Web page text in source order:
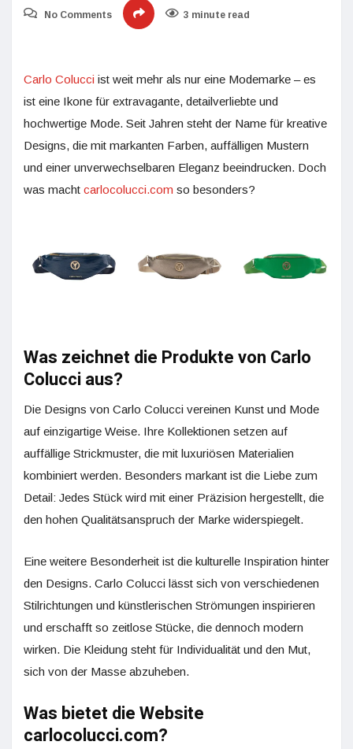
No Comments 3 minute read
Carlo Colucci ist weit mehr als nur eine Modemarke – es
ist eine Ikone für extravagante, detailverliebte und
hochwertige Mode. Seit Jahren steht der Name für kreative
Designs, die mit markanten Farben, auffälligen Mustern
und einer unverwechselbaren Eleganz beeindrucken. Doch
was macht carlocolucci.com so besonders?
Was zeichnet die Produkte von Carlo
Colucci aus?
Die Designs von Carlo Colucci vereinen Kunst und Mode
auf einzigartige Weise. Ihre Kollektionen setzen auf
auffällige Strickmuster, die mit luxuriösen Materialien
kombiniert werden. Besonders markant ist die Liebe zum
Detail: Jedes Stück wird mit einer Präzision hergestellt, die
den hohen Qualitätsanspruch der Marke widerspiegelt.
Eine weitere Besonderheit ist die kulturelle Inspiration hinter
den Designs. Carlo Colucci lässt sich von verschiedenen
Stilrichtungen und künstlerischen Strömungen inspirieren
und erschafft so zeitlose Stücke, die dennoch modern
wirken. Die Kleidung steht für Individualität und den Mut,
sich von der Masse abzuheben.
Was bietet die Website
carlocolucci.com?